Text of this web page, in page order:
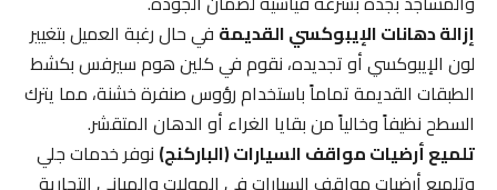
إزالة دهانات الإيبوكسي القديمةفي حال رغبة العميل بتغيير
لون الإيبوكسي أو تجديده، نقوم في كلين هوم سيرفس بكشط
الطبقات القديمة تماماً باستخدام رؤوس صنفرة خشنة، مما يترك
السطح نظيفاً وخالياً من بقايا الغراء أو الدهان المتقشر.
تلميع أرضيات مواقف السيارات (الباركنج)نوفر خدمات جلي